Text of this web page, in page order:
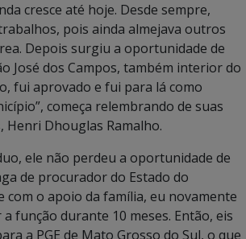
cresce até hoje. Desde sempre,
pois ainda almejava outros
Depois surgiu a oportunidade de
José dos Campos, também interior do
fui aprovado e fui para lá como
começa relembrando de suas
Henri Dhouglas Ramalho.
ele não perdeu a oportunidade de
de procurador do Estado do
com o apoio da família, eu novamente
função durante 10 meses. Então, eis
a PGE de Mato Grosso do Sul, o que